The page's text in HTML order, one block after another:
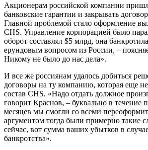
Акционерам российской компании
банковские гарантии и закрывать
Главной проблемой стало оформление
CHS. Управление корпорацией было
оборот составлял $5 млрд, она
ерундовым вопросом из России, –
Никому не было до нас дела».
И все же россиянам удалось добиться
договоры на ту компанию, которая еще
состав CHS. «Надо отдать должное
говорит Краснов, – буквально в течение
месяцев мы смогли со всеми
аргументом тогда были примерно такие
сейчас, вот сумма ваших убытков в
банкротства».